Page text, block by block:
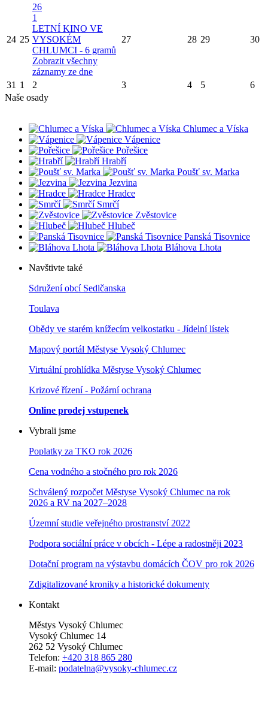
24 25
26
1
LETNÍ KINO VE
VYSOKÉM
CHLUMCI - 6 gramů
Zobrazit všechny
záznamy ze dne
27 28 29 30
31 1 2 3 4 5
6
Naše osady
Chlumec a Víska
Vápenice
Pořešice
Hrabří
Poušť sv. Marka
Jezvina
Hradce
Smrčí
Zvěstovice
Hlubeč
Panská Tisovnice
Bláhova Lhota
Navštivte také
Sdružení obcí Sedlčanska
Toulava
Obědy ve starém knížecím velkostatku - Jídelní lístek
Mapový portál Městyse Vysoký Chlumec
Virtuální prohlídka Městyse Vysoký Chlumec
Krizové řízení - Požární ochrana
Online prodej vstupenek
Vybrali jsme
Poplatky za TKO rok 2026
Cena vodného a stočného pro rok 2026
Schválený rozpočet Městyse Vysoký Chlumec na rok
2026 a RV na 2027–2028
Územní studie veřejného prostranství 2022
Podpora sociální práce v obcích - Lépe a radostněji 2023
Dotační program na výstavbu domácích ČOV pro rok 2026
Zdigitalizované kroniky a historické dokumenty
Kontakt
Městys Vysoký Chlumec
Vysoký Chlumec 14
262 52 Vysoký Chlumec
Telefon: +420 318 865 280
E-mail: podatelna@vysoky-chlumec.cz